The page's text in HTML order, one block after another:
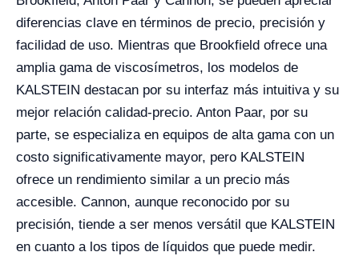
diferencias clave en términos de precio, precisión y
facilidad de uso. Mientras que Brookfield ofrece una
amplia gama de viscosímetros, los modelos de
KALSTEIN destacan por su interfaz más intuitiva y su
mejor relación calidad-precio. Anton Paar, por su
parte, se especializa en equipos de alta gama con un
costo significativamente mayor, pero KALSTEIN
ofrece un rendimiento similar a un precio más
accesible. Cannon, aunque reconocido por su
precisión, tiende a ser menos versátil que KALSTEIN
en cuanto a los tipos de líquidos que puede medir.